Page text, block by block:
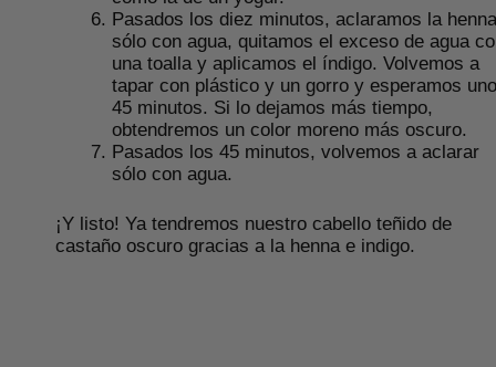
Pasados los diez minutos, aclaramos la henna
sólo con agua, quitamos el exceso de agua
una toalla y aplicamos el índigo. Volvemos a
tapar con plástico y un gorro y esperamos
45 minutos. Si lo dejamos más tiempo,
obtendremos un color moreno más oscuro.
Pasados los 45 minutos, volvemos a aclarar
sólo con agua.
¡Y listo! Ya tendremos nuestro cabello teñido de
castaño oscuro gracias a la henna e indigo.